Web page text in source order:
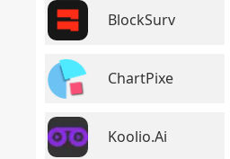
BlockSurv
ChartPixe
Koolio.Ai